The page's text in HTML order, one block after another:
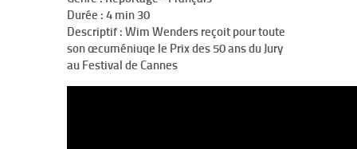
Durée : 4 min 30
Descriptif : Wim Wenders reçoit pour toute
son œcuméniuqe le Prix des 50 ans du Jury
au Festival de Cannes